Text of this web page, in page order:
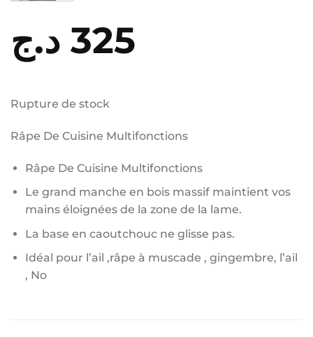
325 د.ج
Rupture de stock
Râpe De Cuisine Multifonctions
Râpe De Cuisine Multifonctions
Le grand manche en bois massif maintient vos
mains éloignées de la zone de la lame.
La base en caoutchouc ne glisse pas.
Idéal pour l’ail ,râpe à muscade , gingembre, l’ail
, No